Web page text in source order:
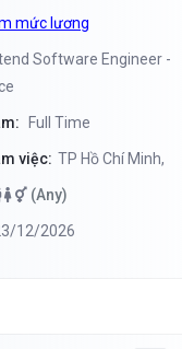
mức lương
Software Engineer -
Full Time
việc: TP Hồ Chí Minh,
(Any)
12/2026